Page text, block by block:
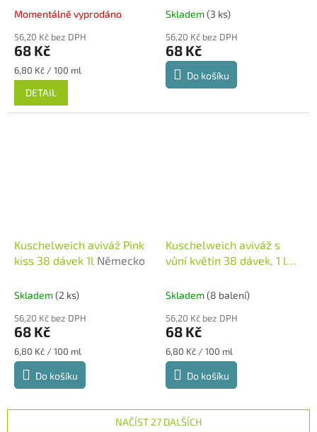
Momentálně vyprodáno
56,20 Kč bez DPH
68 Kč
Měrná
cena:
6,80 Kč / 100 ml
DETAIL
Skladem(3 ks)
56,20 Kč bez DPH
68 Kč
Do košíku
Kuschelweich aviváž Pink
kiss 38 dávek 1l Německo
Skladem(2 ks)
56,20 Kč bez DPH
68 Kč
Měrná
cena:
6,80 Kč / 100 ml
Do košíku
Kuschelweich aviváž s
vůní květin 38 dávek, 1 l
Skladem(8 balení)
56,20 Kč bez DPH
68 Kč
Měrná
cena:
6,80 Kč / 100 ml
Do košíku
NAČÍST 27 DALŠÍCH